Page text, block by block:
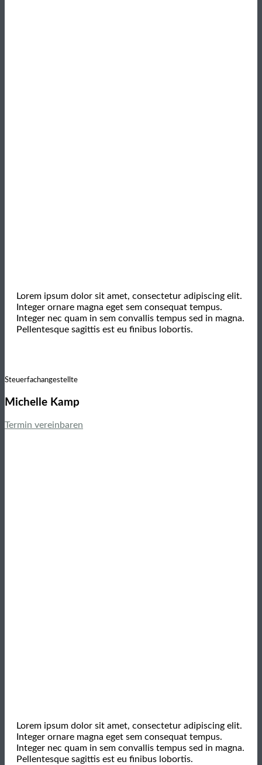
Lorem ipsum dolor sit amet, consectetur adipiscing elit.
Integer ornare magna eget sem consequat tempus.
Integer nec quam in sem convallis tempus sed in magna.
Pellentesque sagittis est eu finibus lobortis.
Steuerfachangestellte
Michelle Kamp
Termin vereinbaren
Lorem ipsum dolor sit amet, consectetur adipiscing elit.
Integer ornare magna eget sem consequat tempus.
Integer nec quam in sem convallis tempus sed in magna.
Pellentesque sagittis est eu finibus lobortis.